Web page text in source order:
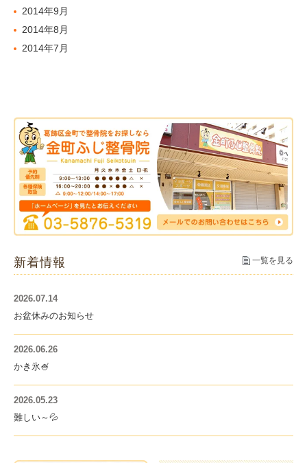
2014年9月
2014年8月
2014年7月
新着情報 一覧を見る
2026.07.14
お盆休みのお知らせ
2026.06.26
かき氷🍧
2026.05.23
難しい～💦